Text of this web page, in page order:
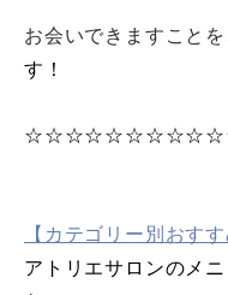
お会いできますことを
す！
【カテゴリー別おす
アトリエサロンのメ